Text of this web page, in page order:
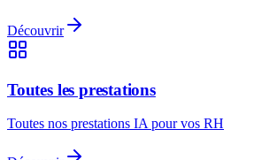
Découvrir
Toutes les prestations
Toutes nos prestations IA pour vos RH